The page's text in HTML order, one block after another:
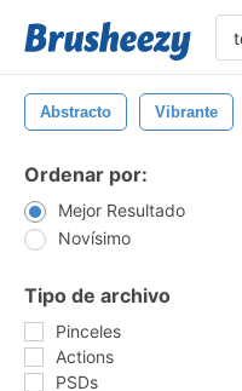
Abstracto Vibrante
Ordenar por:
Mejor Resultado
Novísimo
Tipo de archivo
Pinceles
Actions
PSDs